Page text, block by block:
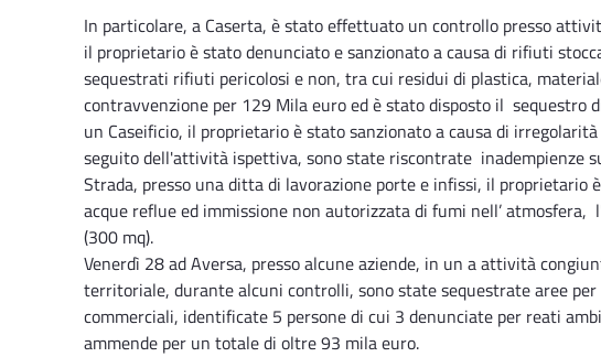
In particolare, a Caserta, è stato effettuato un controllo presso
il proprietario è stato denunciato e sanzionato a causa di rifiuti
sequestrati rifiuti pericolosi e non, tra cui residui di plastica,
contravvenzione per 129 Mila euro ed è stato disposto il sequestro
un Caseificio, il proprietario è stato sanzionato a causa di
seguito dell'attività ispettiva, sono state riscontrate inadempienze
Strada, presso una ditta di lavorazione porte e infissi, il proprietario
acque reflue ed immissione non autorizzata di fumi nell’
(300 mq).
Venerdì 28 ad Aversa, presso alcune aziende, in un a attività
territoriale, durante alcuni controlli, sono state sequestrate aree
commerciali, identificate 5 persone di cui 3 denunciate per reati
ammende per un totale di oltre 93 mila euro.